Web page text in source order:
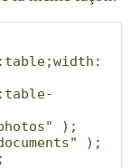
);
);